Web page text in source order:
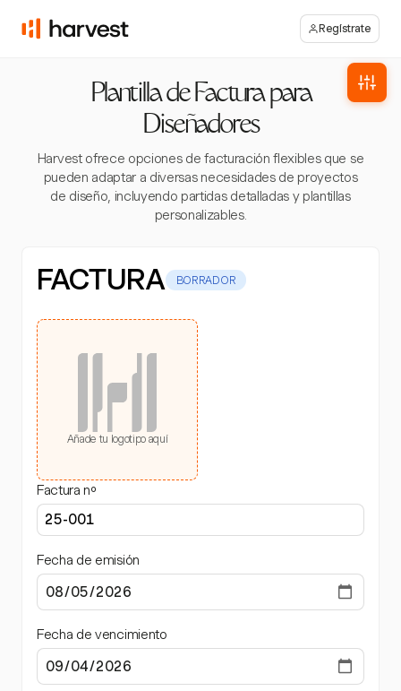
Regístrate
Plantilla de Factura para
Diseñadores
Harvest ofrece opciones de facturación flexibles que se
pueden adaptar a diversas necesidades de proyectos
de diseño, incluyendo partidas detalladas y plantillas
personalizables.
FACTURA BORRADOR
Añade tu logotipo aquí
Factura nº
Fecha de emisión
Fecha de vencimiento